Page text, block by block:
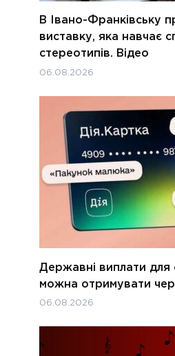
В Івано-Франківську
виставку, яка навчає
стереотипів. Відео
06.08.2026
Державні виплати для
можна отримувати
06.08.2026